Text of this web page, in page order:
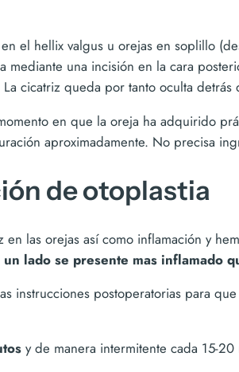
el hellix valgus u orejas en soplillo
mediante una incisión en la cara
cicatriz queda por tanto oculta detrás
en que la oreja ha adquirido
aproximadamente. No precisa
de otoplastia
las orejas así como inflamación y
lado se presente mas inflamado
instrucciones postoperatorias para
y de manera intermitente cada 15-